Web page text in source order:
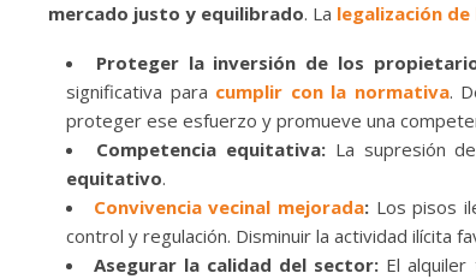
mercado justo y equilibrado. La legalización
Proteger la inversión de los
significativa para cumplir con la normativa.
proteger ese esfuerzo y promueve una
Competencia equitativa:La supresión
equitativo.
Convivencia vecinal mejorada:Los pisos
control y regulación. Disminuir la actividad ilícita
Asegurar la calidad del sector: El